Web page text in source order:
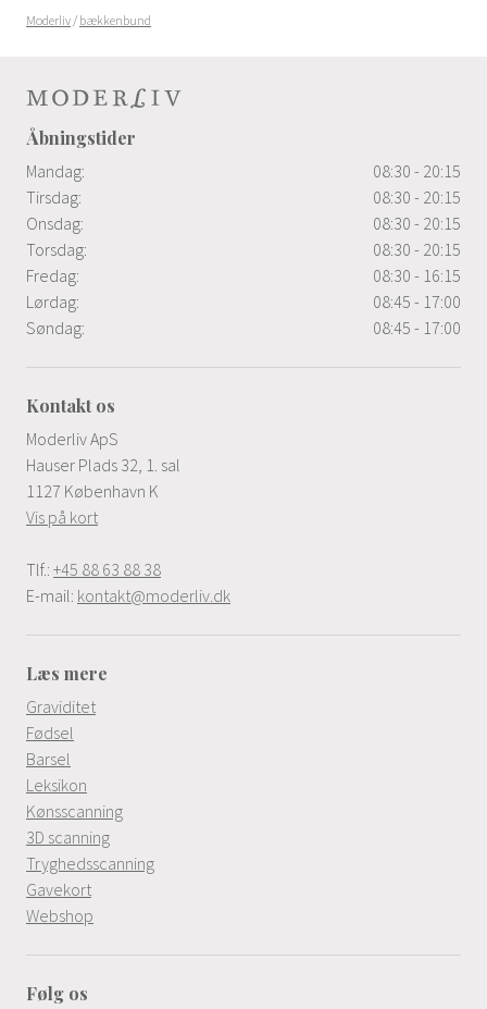
Moderliv/ bækkenbund
Åbningstider
Mandag:
08:30 - 20:15
Tirsdag:
08:30 - 20:15
Onsdag:
08:30 - 20:15
Torsdag:
08:30 - 20:15
Fredag:
08:30 - 16:15
Lørdag:
08:45 - 17:00
Søndag:
08:45 - 17:00
Kontakt os
Moderliv ApS
Hauser Plads 32, 1. sal
1127 København K
Vis på kort
Tlf.: +45 88 63 88 38
E-mail: kontakt@moderliv.dk
Læs mere
Graviditet
Fødsel
Barsel
Leksikon
Kønsscanning
3D scanning
Tryghedsscanning
Gavekort
Webshop
Følg os